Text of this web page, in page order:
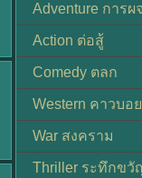
Adventure การ
Action ต่อสู้
Comedy ตลก
Western คาวบอ
War สงคราม
Thriller ระทึกขวั